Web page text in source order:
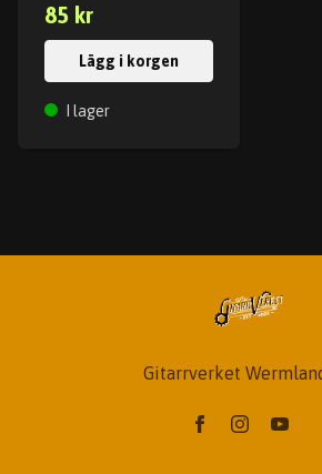
85 kr
Lägg i korgen
I lager
Gitarrverket